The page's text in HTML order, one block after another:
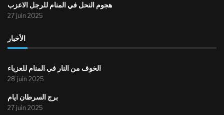
هجوم النحل في المنام للرجل الاعزب
27 juin 2025
الأخبار
الخوف من النار في المنام للعزباء
28 juin 2025
برج السرطان ايام
27 juin 2025